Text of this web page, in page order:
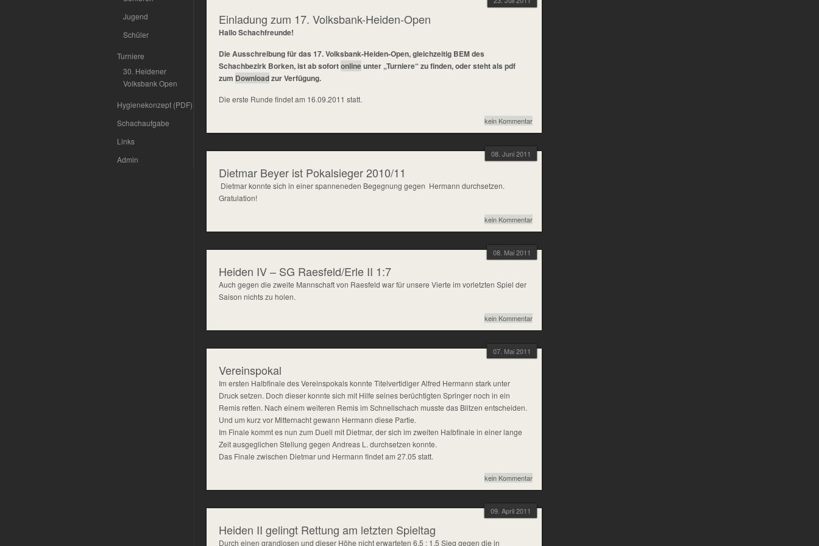
Jugend
Schüler
Turniere
30. Heidener
Volksbank Open
Hygienekonzept (PDF)
Schachaufgabe
Links
Admin
Einladung zum 17. Volksbank-Heiden-Open
Hallo Schachfreunde!
Die Ausschreibung für das 17. Volksbank-Heiden-Open, gleichzeitig BEM des
Schachbezirk Borken, ist ab sofortonlineunter „Turniere“ zu finden, oder steht als pdf
zum Downloadzur Verfügung.
Die erste Runde findet am 16.09.2011 statt.
kein Kommentar
08. Juni 2011
Dietmar Beyer ist Pokalsieger 2010/11
Dietmar konnte sich in einer spanneneden Begegnung gegen Hermann durchsetzen.
Gratulation!
kein Kommentar
08. Mai 2011
Heiden IV – SG Raesfeld/Erle II 1:7
Auch gegen die zweite Mannschaft von Raesfeld war für unsere Vierte im vorletzten Spiel der
Saison nichts zu holen.
kein Kommentar
07. Mai 2011
Vereinspokal
Im ersten Halbfinale des Vereinspokals konnte Titelvertidiger Alfred Hermann stark unter
Druck setzen. Doch dieser konnte sich mit Hilfe seines berüchtigten Springer noch in ein
Remis retten. Nach einem weiteren Remis im Schnellschach musste das Blitzen entscheiden.
Und um kurz vor Mitternacht gewann Hermann diese Partie.
Im Finale kommt es nun zum Duell mit Dietmar, der sich im zweiten Halbfinale in einer lange
Zeit ausgeglichen Stellung gegen Andreas L. durchsetzen konnte.
Das Finale zwischen Dietmar und Hermann findet am 27.05 statt.
kein Kommentar
09. April 2011
Heiden II gelingt Rettung am letzten Spieltag
Durch einen grandiosen und dieser Höhe nicht erwarteten 6,5 : 1,5 Sieg gegen die in